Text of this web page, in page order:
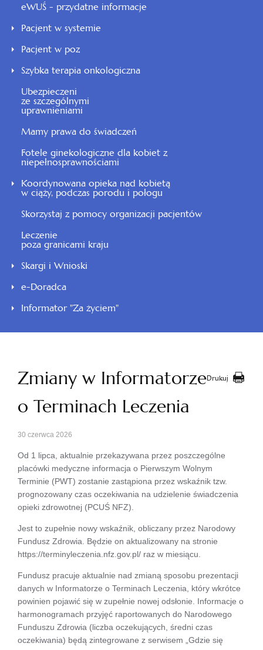
eWUŚ - przydatne informacje
Pacjent w systemie
Pacjent w poz
Szybka terapia onkologiczna
Ubezpieczeni
ze szczególnymi
uprawnieniami
Mamy prawa do świadczeń
Fotele ginekologiczne dla kobiet z
niepełnosprawnościami
Koordynowana opieka nad kobietą
w ciąży, podczas porodu i połogu
Skorzystaj z pomocy organizacji pacjentów
Leczenie
poza granicami kraju
Skargi i Wnioski
e-Doradca
Informator "Za życiem"
Drukuj
Zmiany w Informatorze
o Terminach Leczenia
30 czerwca 2026
Od 1 lipca, aktualnie przekazywana przez poszczególne
placówki medyczne informacja o Pierwszym Wolnym
Terminie (PWT) zostanie zastąpiona przez wskaźnik tzw.
prognozowany czas oczekiwania na udzielenie świadczenia
opieki zdrowotnej (PCUŚ NFZ).
Jest to zupełnie nowy wskaźnik, obliczany przez Narodowy
Fundusz Zdrowia. Będzie on aktualizowany na stronie
https://terminyleczenia.nfz.gov.pl/ raz w miesiącu.
Fundusz pracuje aktualnie nad zmianą sposobu prezentacji
danych w Informatorze o Terminach Leczenia, który wkrótce
powinien pojawić się w zupełnie nowej odsłonie. Informacje o
harmonogramach przyjęć raportowanych do Narodowego
Funduszu Zdrowia (liczba oczekujących, średni czas
oczekiwania) będą zintegrowane z serwisem „Gdzie się